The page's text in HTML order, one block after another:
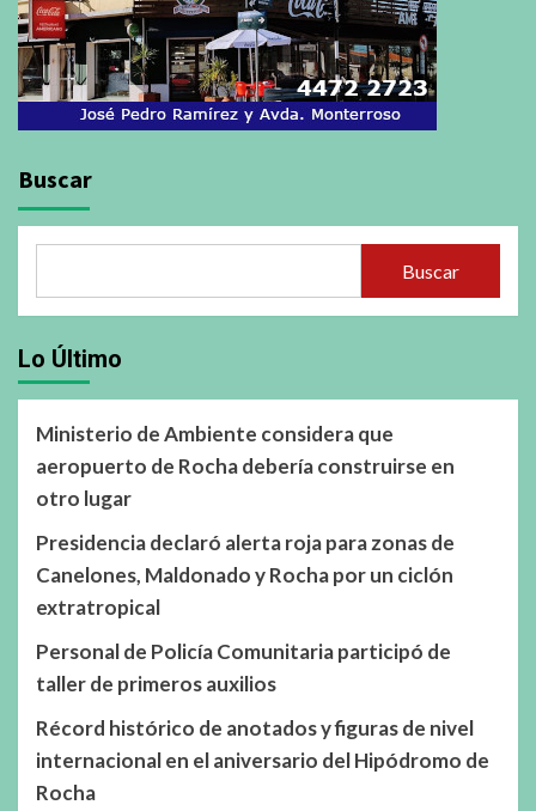
Buscar
Buscar
Lo Último
Ministerio de Ambiente considera que
aeropuerto de Rocha debería construirse en
otro lugar
Presidencia declaró alerta roja para zonas de
Canelones, Maldonado y Rocha por un ciclón
extratropical
Personal de Policía Comunitaria participó de
taller de primeros auxilios
Récord histórico de anotados y figuras de nivel
internacional en el aniversario del Hipódromo de
Rocha